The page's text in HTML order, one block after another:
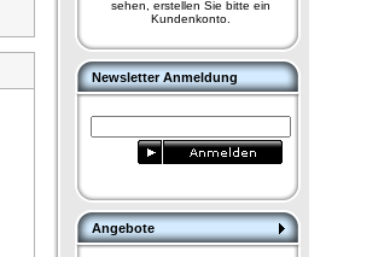
sehen, erstellen Sie bitte ein
Kundenkonto.
Newsletter Anmeldung
Angebote